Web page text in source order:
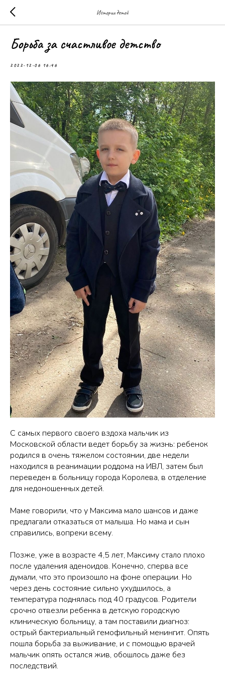
Истории детей
Борьба за счастливое детство
2022-12-06 16:46
С самых первого своего вздоха мальчик из
Московской области ведет борьбу за жизнь: ребенок
родился в очень тяжелом состоянии, две недели
находился в реанимации роддома на ИВЛ, затем был
переведен в больницу города Королева, в отделение
для недоношенных детей.
Маме говорили, что у Максима мало шансов и даже
предлагали отказаться от малыша. Но мама и сын
справились, вопреки всему.
Позже, уже в возрасте 4,5 лет, Максиму стало плохо
после удаления аденоидов. Конечно, сперва все
думали, что это произошло на фоне операции. Но
через день состояние сильно ухудшилось, а
температура поднялась под 40 градусов. Родители
срочно отвезли ребенка в детскую городскую
клиническую больницу, а там поставили диагноз:
острый бактериальный гемофильный менингит. Опять
пошла борьба за выживание, и с помощью врачей
мальчик опять остался жив, обошлось даже без
последствий.